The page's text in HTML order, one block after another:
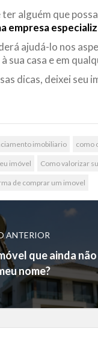
alguém que
empresa
ajudá-lo nos
sua casa e em
dicas, deixei
imobiliario como
imóvel Como valorizar
de comprar um imovel
ANTERIOR
que ainda não
nome?